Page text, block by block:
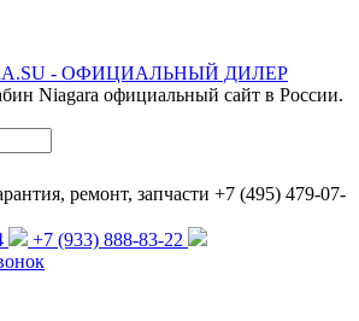
Niagara официальный сайт в России.
ремонт, запчасти +7 (495) 479-07-
+7 (933) 888-83-22